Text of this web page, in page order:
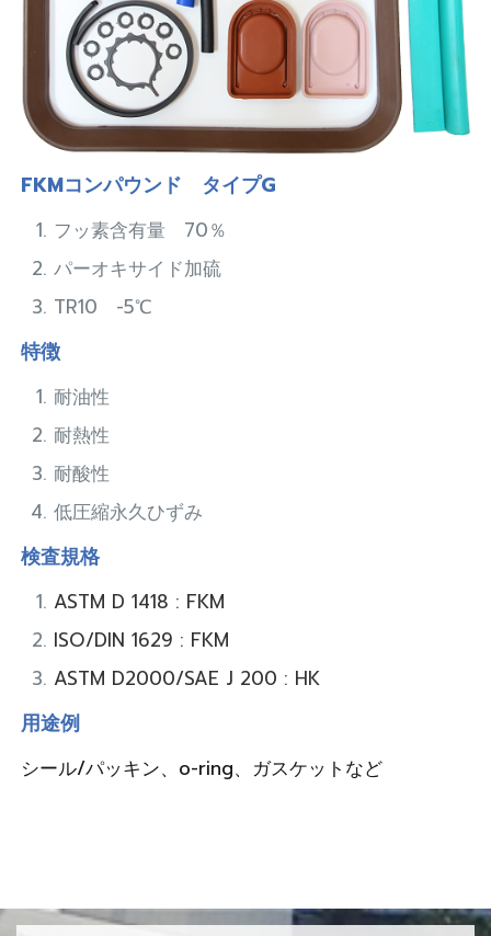
FKMコンパウンド タイプG
フッ素含有量 70％
パーオキサイド加硫
TR10 -5℃
特徴
耐油性
耐熱性
耐酸性
低圧縮永久ひずみ
検査規格
ASTM D 1418 : FKM
ISO/DIN 1629 : FKM
ASTM D2000/SAE J 200 : HK
用途例
シール/パッキン、o-ring、ガスケットなど